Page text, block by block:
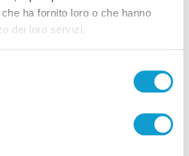
ha fornito loro o che hanno
dei loro servizi.